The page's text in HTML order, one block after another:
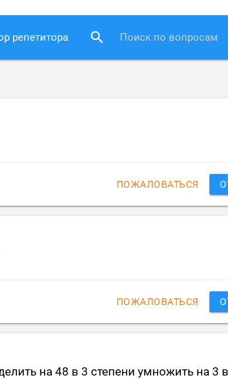
репетитора search
ПОЖАЛОВАТЬСЯ
ПОЖАЛОВАТЬСЯ
на 48 в 3 степени умножить на 3